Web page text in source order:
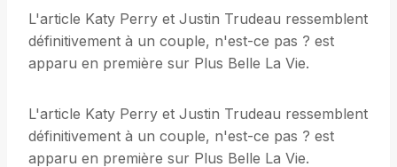
L'article Katy Perry et Justin Trudeau ressemblent
définitivement à un couple, n'est-ce pas ? est
apparu en première sur Plus Belle La Vie.
L'article Katy Perry et Justin Trudeau ressemblent
définitivement à un couple, n'est-ce pas ? est
apparu en première sur Plus Belle La Vie.